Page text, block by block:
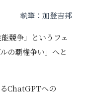
執筆：加登吉邦
競争」というフェ
の覇権争い」へと
ChatGPTへの